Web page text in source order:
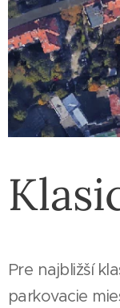
Pre najbližší
parkovacie